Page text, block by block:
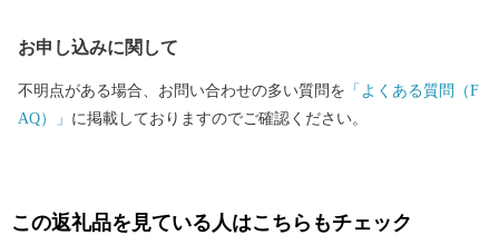
お申し込みに関して
不明点がある場合、お問い合わせの多い質問を 「よくある質問（F
AQ）」 に掲載しておりますのでご確認ください。
この返礼品を見ている人はこちらもチェック